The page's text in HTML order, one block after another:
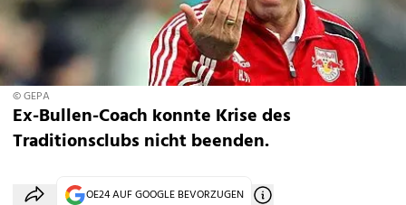
© GEPA
Ex-Bullen-Coach konnte Krise des
Traditionsclubs nicht beenden.
OE24 AUF GOOGLE BEVORZUGEN